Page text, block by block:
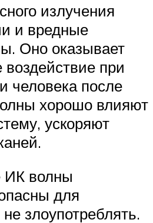
излучения
и вредные
Оно оказывает
при
человека после
хорошо влияют
ускоряют
ИК волны
для
злоупотреблять.